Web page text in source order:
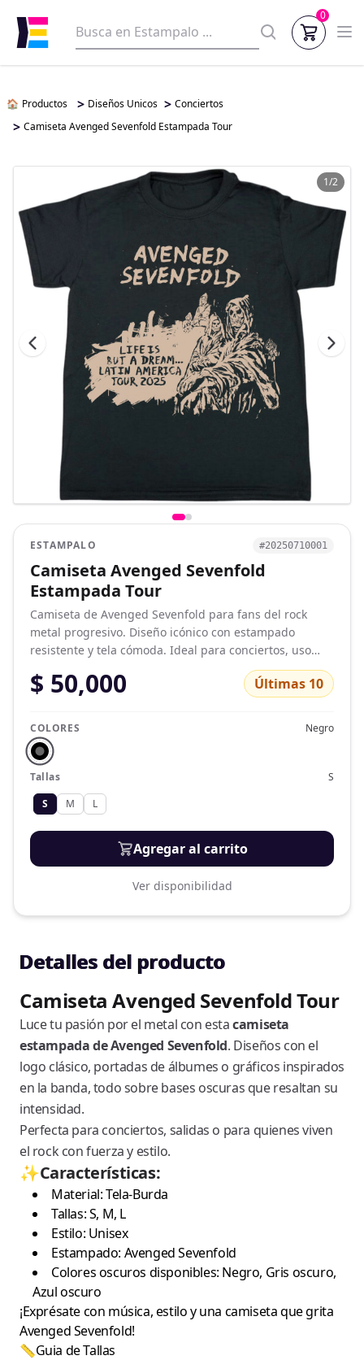
0
🏠 Productos > Diseños Unicos > Conciertos
> Camiseta Avenged Sevenfold Estampada Tour
1/2
ESTAMPALO #20250710001
Camiseta Avenged Sevenfold
Estampada Tour
Camiseta de Avenged Sevenfold para fans del rock
metal progresivo. Diseño icónico con estampado
resistente y tela cómoda. Ideal para conciertos, uso
diario o colección de bandas. ¡Luce tu estilo con
actitud!
$ 50,000 Últimas 10
COLORES Negro
Tallas
S
S
M L
Agregar al carrito
Ver disponibilidad
Detalles del producto
Camiseta Avenged Sevenfold Tour
Luce tu pasión por el metal con estacamiseta
estampada de Avenged Sevenfold. Diseños con el
logo clásico, portadas de álbumes o gráficos inspirados
en la banda, todo sobre bases oscuras que resaltan su
intensidad.
Perfecta para conciertos, salidas o para quienes viven
el rock con fuerza y estilo.
✨Características:
Material: Tela-Burda
Tallas: S, M, L
Estilo: Unisex
Estampado: Avenged Sevenfold
Colores oscuros disponibles: Negro, Gris oscuro,
Azul oscuro
¡Exprésate con música, estilo y una camiseta que grita
Avenged Sevenfold!
📏Guia de Tallas